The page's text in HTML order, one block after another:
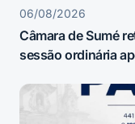
06/08/2026
Câmara de Sumé
sessão ordinária